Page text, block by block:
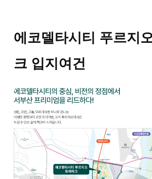
에코델타시티 푸르지
크 입지여건